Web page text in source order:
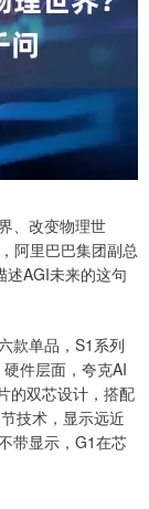
、改变物理世
阿里巴巴集团副总
述AGI未来的这句
款单品，S1系列
件层面，夸克AI
的双芯设计，搭配
技术，显示远近
带显示，G1在芯